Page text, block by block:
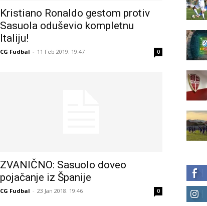
Kristiano Ronaldo gestom protiv
Sasuola oduševio kompletnu
Italiju!
CG Fudbal - 11 Feb 2019. 19:47 0
ZVANIČNO: Sasuolo doveo
pojačanje iz Španije
CG Fudbal - 23 Jan 2018. 19:46 0